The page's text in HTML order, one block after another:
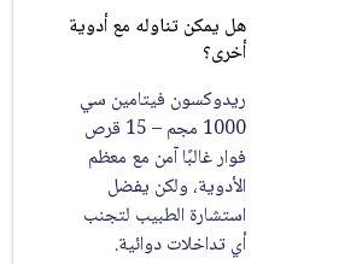
هل يمكن تناوله مع أدوية
ريدوكسون فيتامين سي
1000 مجم – 15 قرص
فوار غالبًا آمن مع معظم
الأدوية، ولكن يفضل
استشارة الطبيب لتجنب
أي تداخلات دوائية.